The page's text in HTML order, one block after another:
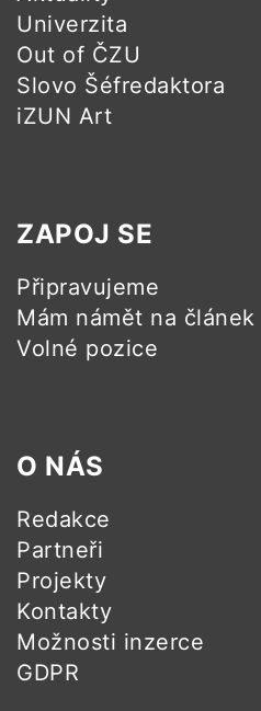
Univerzita
Out of ČZU
Slovo Šéfredaktora
iZUN Art
ZAPOJ SE
Připravujeme
Mám námět na článek
Volné pozice
O NÁS
Redakce
Partneři
Projekty
Kontakty
Možnosti inzerce
GDPR